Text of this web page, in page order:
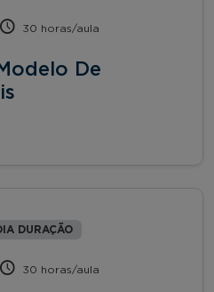
30 horas/aula
De
DURAÇÃO
30 horas/aula